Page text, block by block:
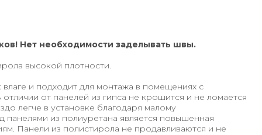
Нет необходимости заделывать швы.
высокой плотности.
влаге и подходит для монтажа в помещениях с
от панелей из гипса не крошится и не ломается
легче в установке благодаря малому
из полиуретана является повышенная
Панели из полистирола не продавливаются и не